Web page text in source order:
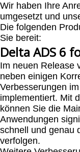
Wir haben Ihre
umgesetzt und
Die folgenden
Sie bereit:
Delta ADS 6
Im neuen Release
neben einigen
Verbesserungen
implementiert. Mit
können Sie die
Anwendungen
schnell und genau
verfolgen.